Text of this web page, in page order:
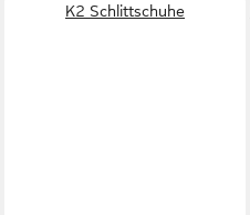
K2 Schlittschuhe